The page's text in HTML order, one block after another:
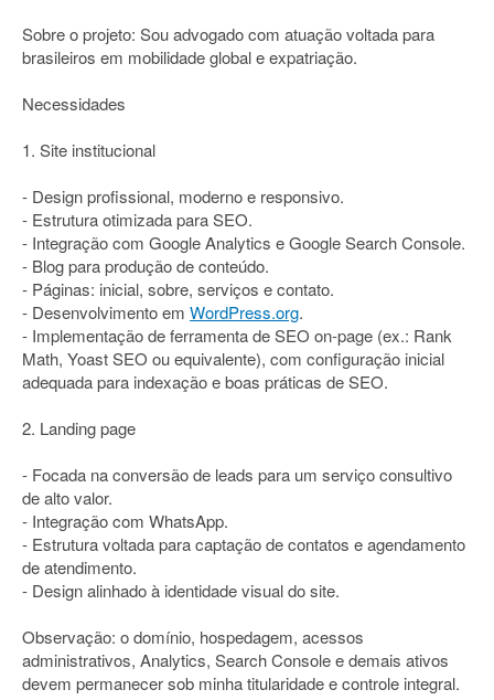
Sobre o projeto: Sou advogado com atuação voltada para
brasileiros em mobilidade global e expatriação.
Necessidades
1. Site institucional
- Design profissional, moderno e responsivo.
- Estrutura otimizada para SEO.
- Integração com Google Analytics e Google Search Console.
- Blog para produção de conteúdo.
- Páginas: inicial, sobre, serviços e contato.
- Desenvolvimento em WordPress.org.
- Implementação de ferramenta de SEO on-page (ex.: Rank
Math, Yoast SEO ou equivalente), com configuração inicial
adequada para indexação e boas práticas de SEO.
2. Landing page
- Focada na conversão de leads para um serviço consultivo
de alto valor.
- Integração com WhatsApp.
- Estrutura voltada para captação de contatos e agendamento
de atendimento.
- Design alinhado à identidade visual do site.
Observação: o domínio, hospedagem, acessos
administrativos, Analytics, Search Console e demais ativos
devem permanecer sob minha titularidade e controle integral.